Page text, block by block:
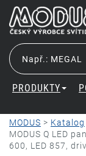
PRODUKTY
MODUS > Katalog
MODUS Q LED
600, LED 857,